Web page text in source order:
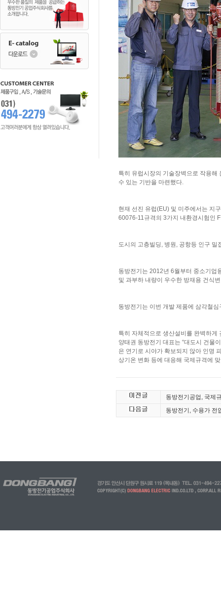
특히 유럽시장의 기술장벽으로 작용
수 있는 기반을 마련했다.
현재 선진 유럽(EU) 및 미주에서는 지
60076-11규격의 3가지 내환경시험인
도시의 고층빌딩, 병원, 공항등 인구
동방전기는 2012년 6월부터 중소기업
및 과부하 내량이 우수한 방재용 건식
동방전기는 이번 개발 제품에 삼각철
특히 자체적으로 생산설비를 완벽하게
양태권 동방전기 대표는 “대도시 건물
은 연기로 시야가 확보되지 않아 인명
상기온 변화 등에 대응해 국제규격에
동방전기공업, 국제
동방전기, 수용가 전